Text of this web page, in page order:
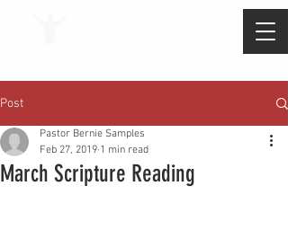
Post
March Scripture Reading
Pastor Bernie Samples
Feb 27, 2019 1 min read